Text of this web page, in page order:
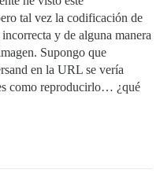
tal vez la codificación de
y de alguna manera
Supongo que
en la URL se vería
como reproducirlo… ¿qué